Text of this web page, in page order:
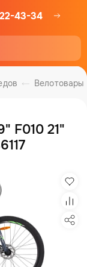
43-34
Велотовары
F010 21"